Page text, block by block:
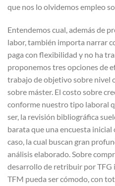
que nos lo olvidemos empleo
Entendemos cual, además de
labor, también importa narrar
paga con flexibilidad y no ha
proponemos tres opciones de
trabajo de objetivo sobre nivel
sobre máster. El costo sobre
conforme nuestro tipo laboral
ser, la revisión bibliográfica
barata que una encuesta
caso, la cual buscan gran
análisis elaborado. Sobre
desarrollo de retribuir por TFG
TFM pueda ser cómodo, con